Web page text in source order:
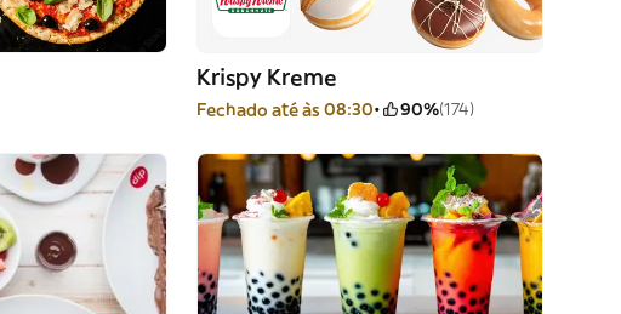
Krispy Kreme
Fechado até às 08:30 90%(174)